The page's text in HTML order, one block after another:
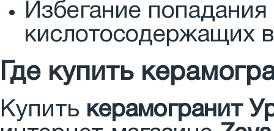
Избегание
кислотосодержащих
Где купить
Купить керамогранит